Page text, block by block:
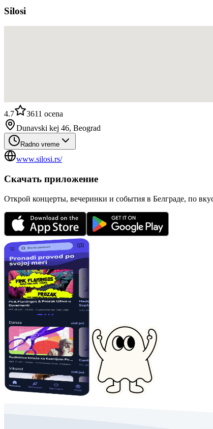
Silosi
4.7 3611 ocena
Dunavski kej 46, Beograd
Radno vreme
www.silosi.rs/
Скачать приложение
Открой концерты, вечеринки и события в Белграде, по